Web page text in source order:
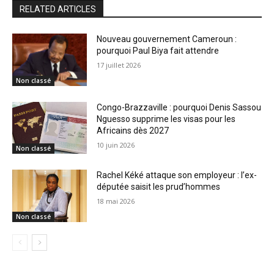
RELATED ARTICLES
Non classé
Nouveau gouvernement Cameroun :
pourquoi Paul Biya fait attendre
17 juillet 2026
Non classé
Congo-Brazzaville : pourquoi Denis Sassou
Nguesso supprime les visas pour les
Africains dès 2027
10 juin 2026
Non classé
Rachel Kéké attaque son employeur : l’ex-
députée saisit les prud’hommes
18 mai 2026